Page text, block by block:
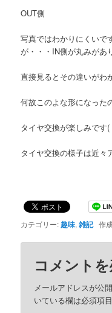
OUT側
写真ではわかりにくいで
が・・・IN側が丸みがあ
直接見るとその違いがわ
何故このよな形になった
タイヤ交換が楽しみです
タイヤ交換の様子は近々
カテゴリー:趣味,雑記作
コメント
メールアドレスが公
いている欄は必須項